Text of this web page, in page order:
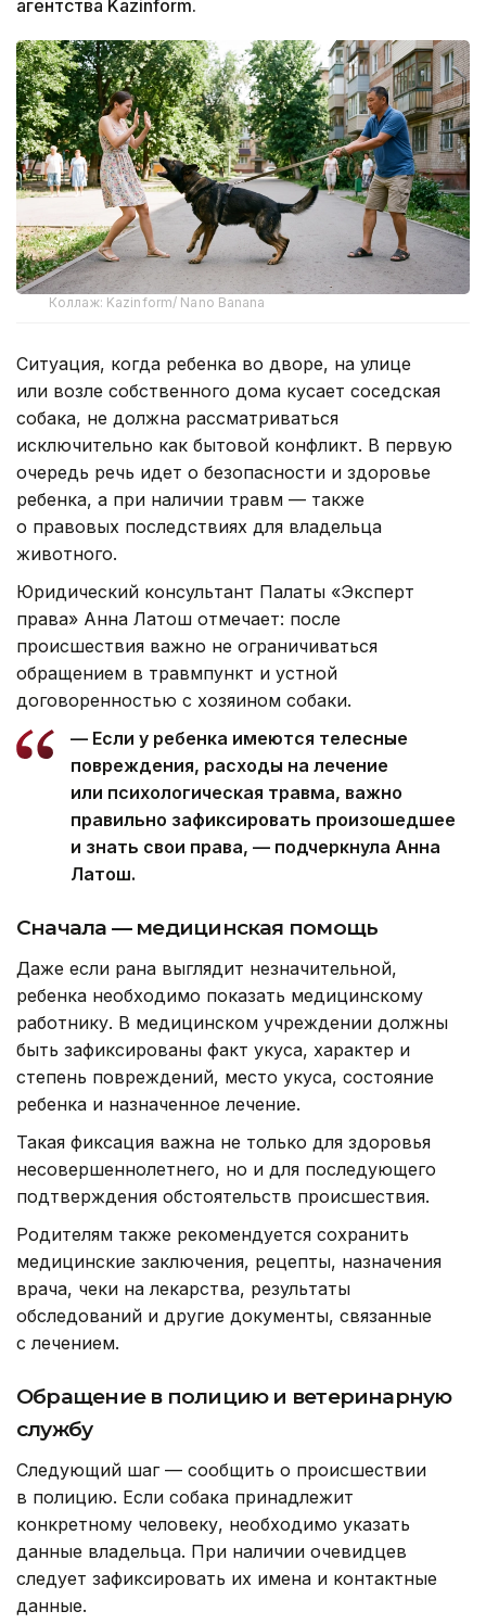
агентства Kazinform.
Коллаж: Kazinform/ Nano Banana
Ситуация, когда ребенка во дворе, на улице
или возле собственного дома кусает соседская
собака, не должна рассматриваться
исключительно как бытовой конфликт. В первую
очередь речь идет о безопасности и здоровье
ребенка, а при наличии травм — также
о правовых последствиях для владельца
животного.
Юридический консультант Палаты «Эксперт
права» Анна Латош отмечает: после
происшествия важно не ограничиваться
обращением в травмпункт и устной
договоренностью с хозяином собаки.
— Если у ребенка имеются телесные
повреждения, расходы на лечение
или психологическая травма, важно
правильно зафиксировать произошедшее
и знать свои права, — подчеркнула Анна
Латош.
Сначала — медицинская помощь
Даже если рана выглядит незначительной,
ребенка необходимо показать медицинскому
работнику. В медицинском учреждении должны
быть зафиксированы факт укуса, характер и
степень повреждений, место укуса, состояние
ребенка и назначенное лечение.
Такая фиксация важна не только для здоровья
несовершеннолетнего, но и для последующего
подтверждения обстоятельств происшествия.
Родителям также рекомендуется сохранить
медицинские заключения, рецепты, назначения
врача, чеки на лекарства, результаты
обследований и другие документы, связанные
с лечением.
Обращение в полицию и ветеринарную
службу
Следующий шаг — сообщить о происшествии
в полицию. Если собака принадлежит
конкретному человеку, необходимо указать
данные владельца. При наличии очевидцев
следует зафиксировать их имена и контактные
данные.